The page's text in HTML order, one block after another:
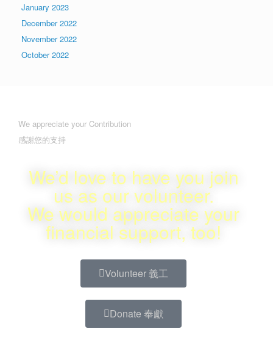
January 2023
December 2022
November 2022
October 2022
We appreciate your Contribution
感謝您的支持
We’d love to have you join
us as our volunteer.
We would appreciate your
financial support, too!
Volunteer 義工
Donate 奉獻